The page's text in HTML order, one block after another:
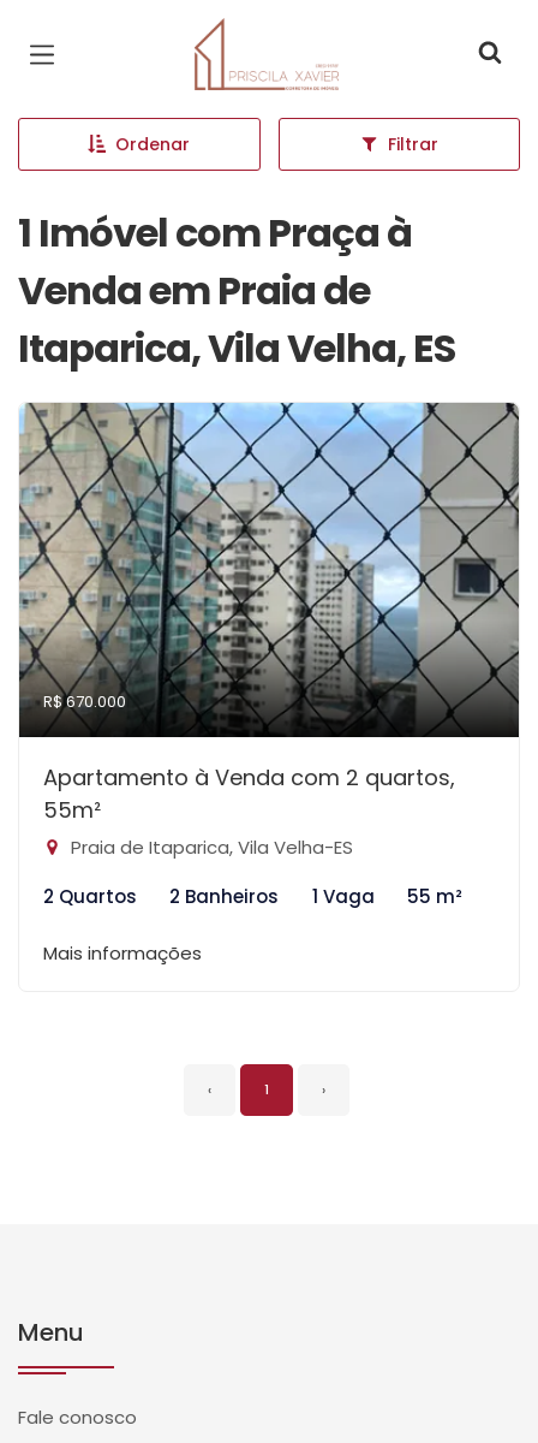
Página inicial
Ordenar Filtrar
1 Imóvel com Praça à
Venda em Praia de
Itaparica, Vila Velha, ES
R$ 670.000
Apartamento à Venda com 2 quartos,
55m²
Praia de Itaparica, Vila Velha-ES
2 Quartos
2 Banheiros 1 Vaga 55 m²
Mais informações
‹ 1 ›
Menu
Fale conosco